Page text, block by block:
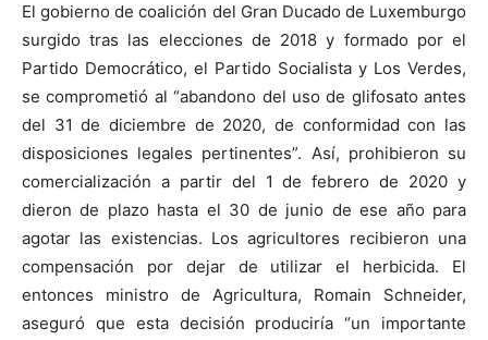
El gobierno de coalición del Gran Ducado de Luxemburgo
surgido tras las elecciones de 2018 y formado por el
Partido Democrático, el Partido Socialista y Los Verdes,
se comprometió al “abandono del uso de glifosato antes
del 31 de diciembre de 2020, de conformidad con las
disposiciones legales pertinentes”. Así, prohibieron su
comercialización a partir del 1 de febrero de 2020 y
dieron de plazo hasta el 30 de junio de ese año para
agotar las existencias. Los agricultores recibieron una
compensación por dejar de utilizar el herbicida. El
entonces ministro de Agricultura, Romain Schneider,
aseguró que esta decisión produciría “un importante